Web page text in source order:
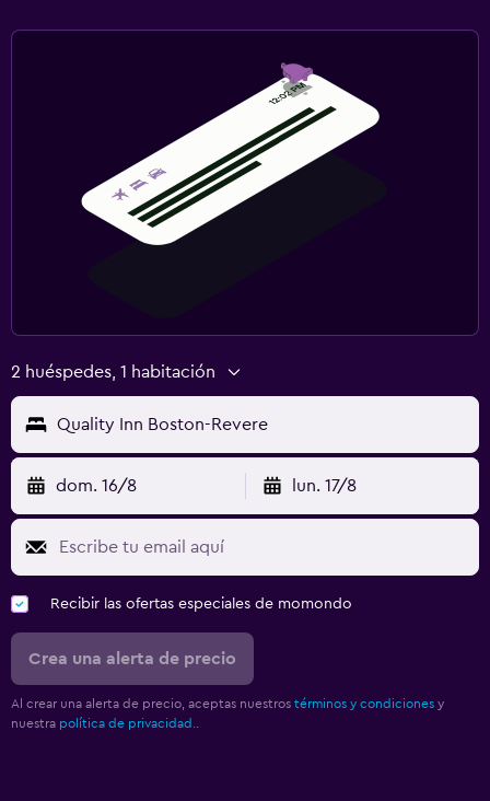
2 huéspedes, 1 habitación
Quality Inn Boston-Revere
dom. 16/8 lun. 17/8
Recibir las ofertas especiales de momondo
Crea una alerta de precio
Al crear una alerta de precio, aceptas nuestros términos y condiciones y
nuestra política de privacidad.